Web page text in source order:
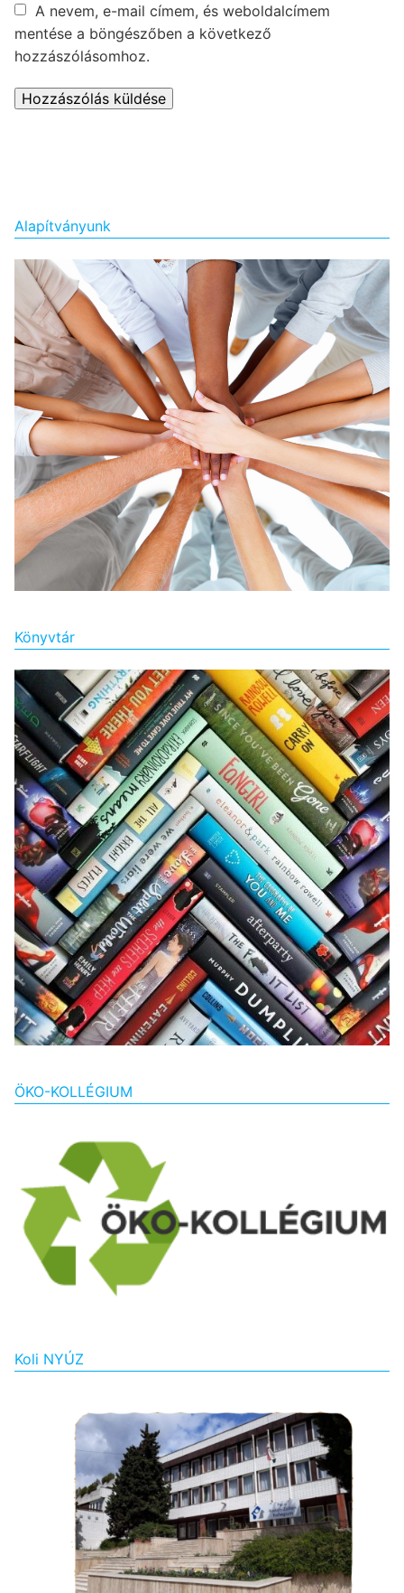
A nevem, e-mail címem, és weboldalcímem
mentése a böngészőben a következő
hozzászólásomhoz.
Alapítványunk
Könyvtár
ÖKO-KOLLÉGIUM
Koli NYÚZ